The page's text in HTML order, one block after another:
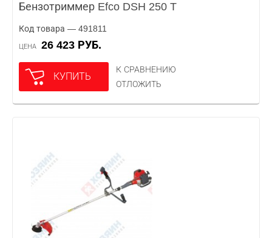
Бензотриммер Efco DSH 250 T
Код товара — 491811
ЦЕНА 26 423 РУБ.
КУПИТЬ
К СРАВНЕНИЮ
ОТЛОЖИТЬ